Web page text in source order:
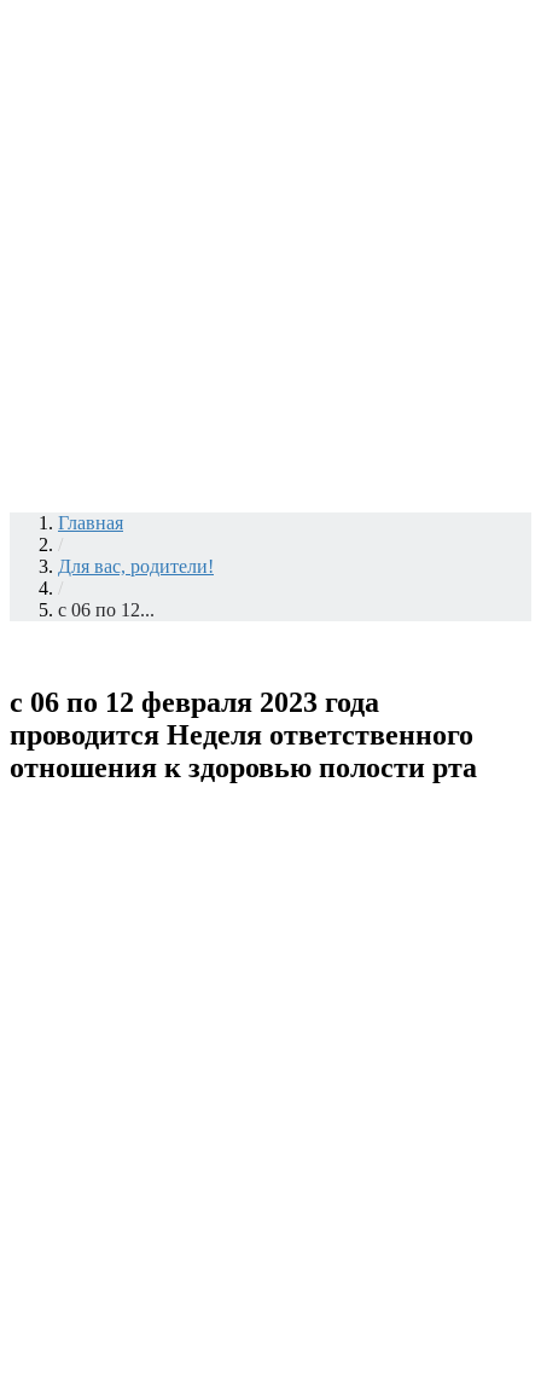
Главная
/
Для вас, родители!
/
с 06 по 12...
с 06 по 12 февраля 2023 года
проводится Неделя ответственного
отношения к здоровью полости рта